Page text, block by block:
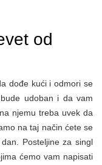
od
dođe kući i odmori se
udoban i da vam
njemu treba uvek da
na taj način ćete se
Posteljine za singl
ćemo vam napisati